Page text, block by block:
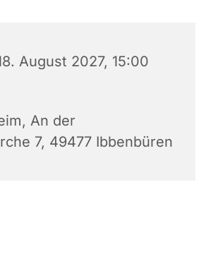
August 2027, 15:00
An der
7, 49477 Ibbenbüren